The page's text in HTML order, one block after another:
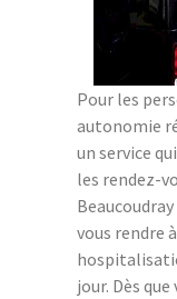
Pour les
autonomie
un service
les rendez-
vous rendre
jour. Dès